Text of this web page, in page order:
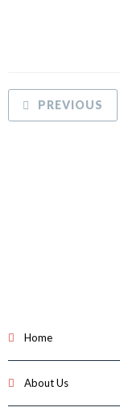
PREVIOUS
Home
About Us